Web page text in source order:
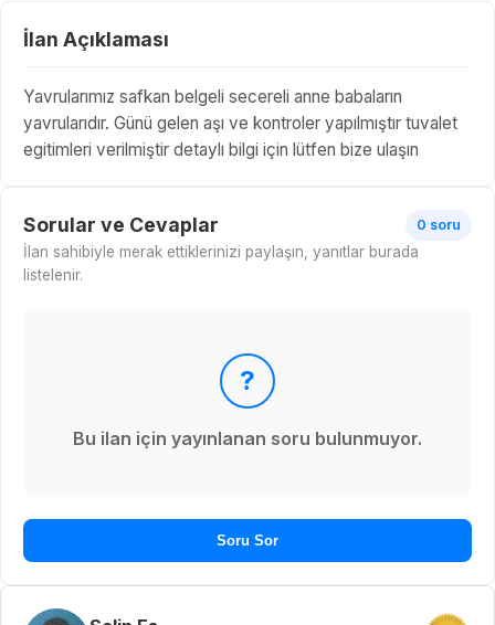
İlan Açıklaması
Yavrularımız safkan belgeli secereli anne babaların
yavrularıdır. Günü gelen aşı ve kontroler yapılmıştır tuvalet
egitimleri verilmiştir detaylı bilgi için lütfen bize ulaşın
Sorular ve Cevaplar 0 soru
İlan sahibiyle merak ettiklerinizi paylaşın, yanıtlar burada
listelenir.
?
Bu ilan için yayınlanan soru bulunmuyor.
Soru Sor